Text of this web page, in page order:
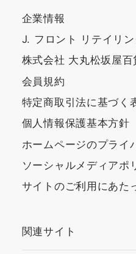
企業情報
J. フロント リテイリ
株式会社 大丸松坂屋百
会員規約
特定商取引法に基づく
個人情報保護基本方針
ホームページのプライ
ソーシャルメディアポ
サイトのご利用にあた
関連サイト